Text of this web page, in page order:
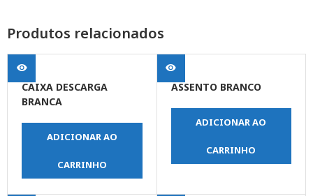
Produtos relacionados
CAIXA DESCARGA
BRANCA
ADICIONAR AO
CARRINHO
ASSENTO BRANCO
ADICIONAR AO
CARRINHO